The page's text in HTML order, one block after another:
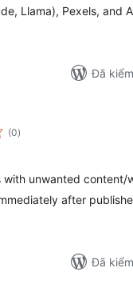
Llama), Pexels, and
Đã
(0tổng
đánh
)
unwanted content/
after
Đã